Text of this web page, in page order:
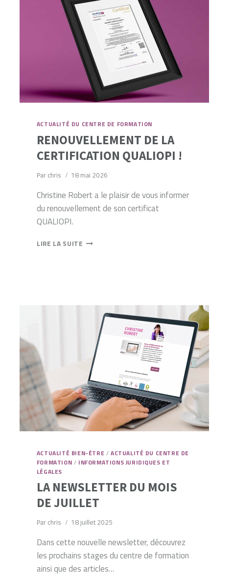
ACTUALITÉ DU CENTRE DE FORMATION
RENOUVELLEMENT DE LA
CERTIFICATION QUALIOPI !
Par chris 18 mai 2026
Christine Robert a le plaisir de vous informer
du renouvellement de son certificat
QUALIOPI.
LIRE LA SUITE RENOUVELLEMENT
ACTUALITÉ BIEN-ÊTRE / ACTUALITÉ DU CENTRE DE
FORMATION / INFORMATIONS JURIDIQUES ET
LÉGALES
LA NEWSLETTER DU MOIS
DE JUILLET
Par chris 18 juillet 2025
Dans cette nouvelle newsletter, découvrez
les prochains stages du centre de formation
ainsi que des articles…